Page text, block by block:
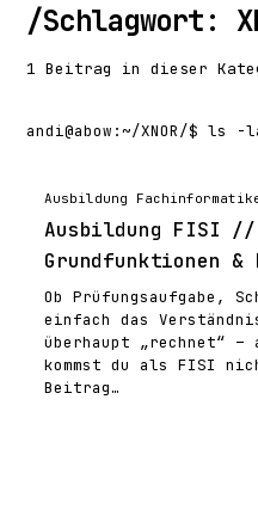
/Schlagwort:
1 Beitrag in dieser
andi@abow :~/XNOR/$ ls -
Ausbildung
Ausbildung FISI //
Grundfunktionen &
Ob Prüfungsaufgabe,
einfach das
überhaupt „rechnet“ –
kommst du als FISI
Beitrag…